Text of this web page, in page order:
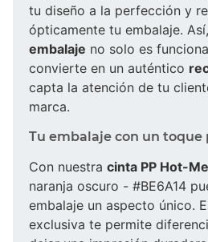
tu diseño a la perfección y
ópticamente tu embalaje.
embalaje no solo es
convierte en un auténtico
capta la atención de tu
marca.
Tu embalaje con un toque
Con nuestra cinta PP Hot-
naranja oscuro - #BE6A14
embalaje un aspecto único.
exclusiva te permite